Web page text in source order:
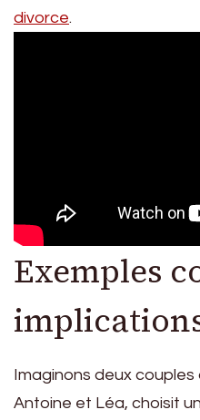
divorce.
Exemples
Imaginons deux couples
Antoine et Léa, choisit